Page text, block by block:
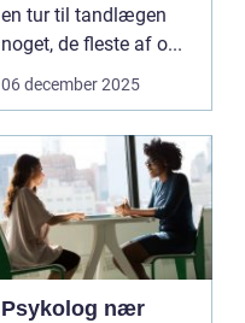
en tur til tandlægen
noget, de fleste af o...
06 december 2025
Psykolog nær